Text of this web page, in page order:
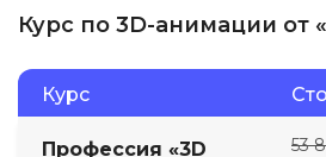
Курс по 3D-анимации от
Курс
Профессия «3D
53